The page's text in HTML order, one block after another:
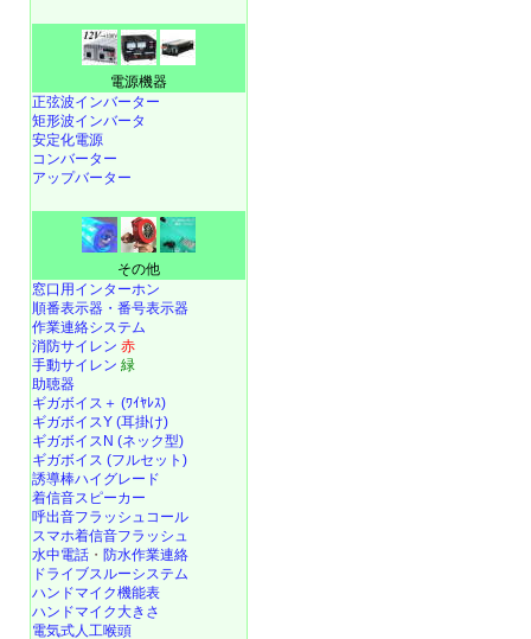
電源機器
正弦波インバーター
矩形波インバータ
安定化電源
コンバーター
アップバーター
その他
窓口用インターホン
順番表示器・番号表示器
作業連絡システム
消防サイレン 赤
手動サイレン 緑
助聴器
ギガボイス＋ (ﾜｲﾔﾚｽ)
ギガボイスY (耳掛け)
ギガボイスN (ネック型)
ギガボイス (フルセット)
誘導棒ハイグレード
着信音スピーカー
呼出音フラッシュコール
スマホ着信音フラッシュ
水中電話 ・ 防水作業連絡
ドライブスルーシステム
ハンドマイク機能表
ハンドマイク大きさ
電気式人工喉頭